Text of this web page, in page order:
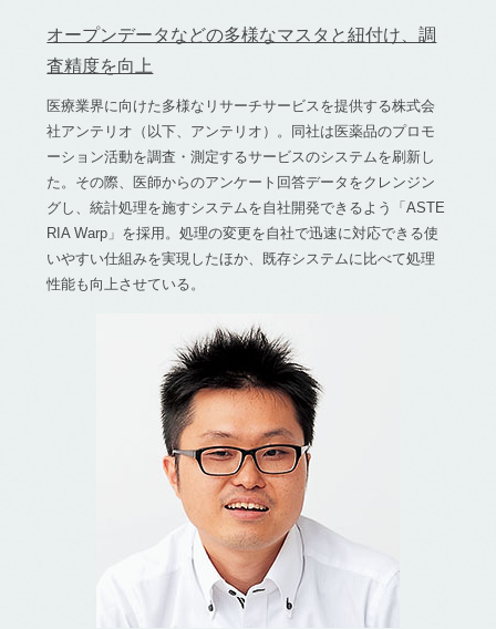
オープンデータなどの多様なマスタと紐付け、調
査精度を向上
医療業界に向けた多様なリサーチサービスを提供する株式会
社アンテリオ（以下、アンテリオ）。同社は医薬品のプロモ
ーション活動を調査・測定するサービスのシステムを刷新し
た。その際、医師からのアンケート回答データをクレンジン
グし、統計処理を施すシステムを自社開発できるよう「ASTE
RIA Warp」を採用。処理の変更を自社で迅速に対応できる使
いやすい仕組みを実現したほか、既存システムに比べて処理
性能も向上させている。